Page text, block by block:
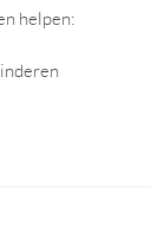
helpen: